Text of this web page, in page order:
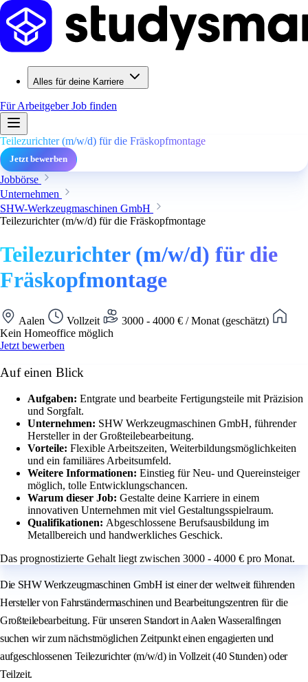
Alles für deine Karriere
Für ArbeitgeberJob finden
Teilezurichter (m/w/d) für die Fräskopfmontage
Jetzt bewerben
Jobbörse
Unternehmen
SHW-Werkzeugmaschinen GmbH
Teilezurichter (m/w/d) für die Fräskopfmontage
Teilezurichter (m/w/d) für die
Fräskopfmontage
Aalen Vollzeit
3000 - 4000 € / Monat (geschätzt)
Kein Homeoffice möglich
Jetzt bewerben
Auf einen Blick
Aufgaben: Entgrate und bearbeite Fertigungsteile mit Präzision
und Sorgfalt.
Unternehmen: SHW Werkzeugmaschinen GmbH, führender
Hersteller in der Großteilebearbeitung.
Vorteile: Flexible Arbeitszeiten, Weiterbildungsmöglichkeiten
und ein familiäres Arbeitsumfeld.
Weitere Informationen: Einstieg für Neu- und Quereinsteiger
möglich, tolle Entwicklungschancen.
Warum dieser Job: Gestalte deine Karriere in einem
innovativen Unternehmen mit viel Gestaltungsspielraum.
Qualifikationen: Abgeschlossene Berufsausbildung im
Metallbereich und handwerkliches Geschick.
Das prognostizierte Gehalt liegt zwischen 3000 - 4000 € pro Monat.
Die SHW Werkzeugmaschinen GmbH ist einer der weltweit führenden
Hersteller von Fahrständermaschinen und Bearbeitungszentren für die
Großteilebearbeitung. Für unseren Standort in Aalen Wasseralfingen
suchen wir zum nächstmöglichen Zeitpunkt einen engagierten und
aufgeschlossenen Teilezurichter (m/w/d) in Vollzeit (40 Stunden) oder
Teilzeit.